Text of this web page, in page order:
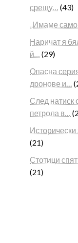
срещу…
(43)
„Имаме само
Наричат я
й…
(29)
Опасна
дронове и…
След
петрола в…
Исторически
(21)
Стотици
(21)